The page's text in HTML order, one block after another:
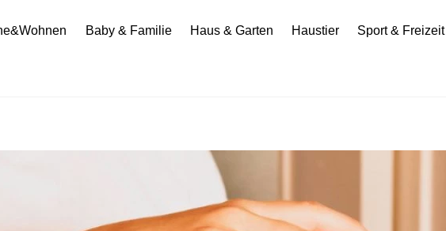
Baby & Familie Haus & Garten Haustier Sport & Freizeit